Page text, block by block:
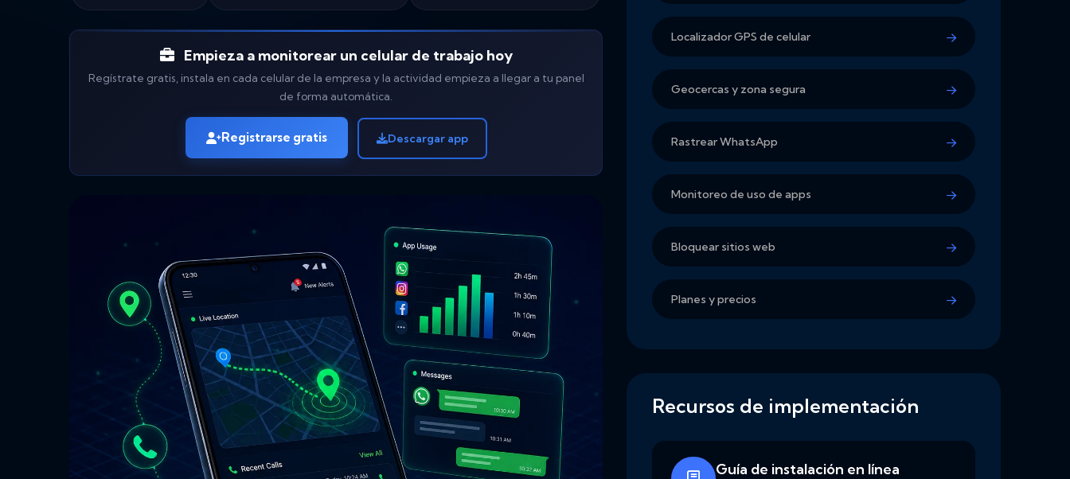
Empieza a monitorear un celular de trabajo hoy
Regístrate gratis, instala en cada celular de la empresa y la actividad empieza a llegar a tu panel
de forma automática.
Registrarse gratis Descargar app
Localizador GPS de celular
Geocercas y zona segura
Rastrear WhatsApp
Monitoreo de uso de apps
Bloquear sitios web
Planes y precios
Recursos de implementación
Guía de instalación en línea